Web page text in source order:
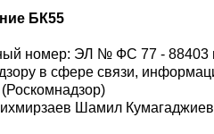
БК55
номер: ЭЛ № ФС 77 - 88403
в сфере связи,
Шамил